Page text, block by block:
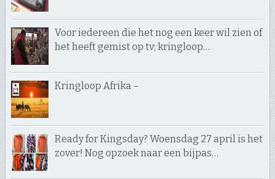
Voor iedereen die het nog een keer wil zien of
het heeft gemist op tv; kringloop…
Kringloop Afrika –
Ready for Kingsday? Woensdag 27 april is het
zover! Nog opzoek naar een bijpas…